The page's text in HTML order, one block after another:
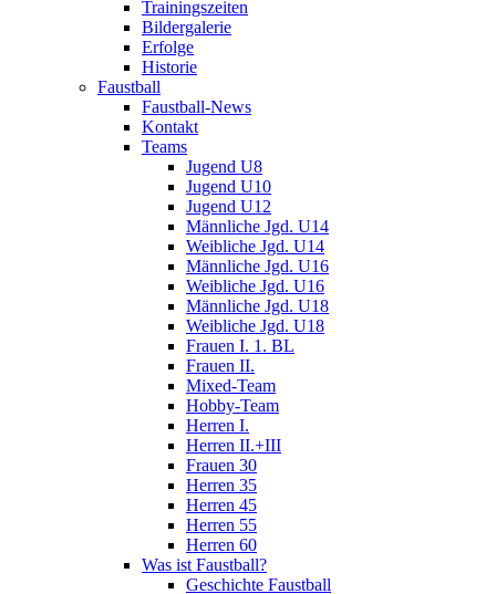
Trainingszeiten
Bildergalerie
Erfolge
Historie
Faustball
Faustball-News
Kontakt
Teams
Jugend U8
Jugend U10
Jugend U12
Männliche Jgd. U14
Weibliche Jgd. U14
Männliche Jgd. U16
Weibliche Jgd. U16
Männliche Jgd. U18
Weibliche Jgd. U18
Frauen I. 1. BL
Frauen II.
Mixed-Team
Hobby-Team
Herren I.
Herren II.+III
Frauen 30
Herren 35
Herren 45
Herren 55
Herren 60
Was ist Faustball?
Geschichte Faustball